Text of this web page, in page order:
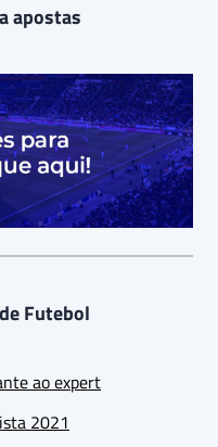
apostas
Futebol
ao expert
2021